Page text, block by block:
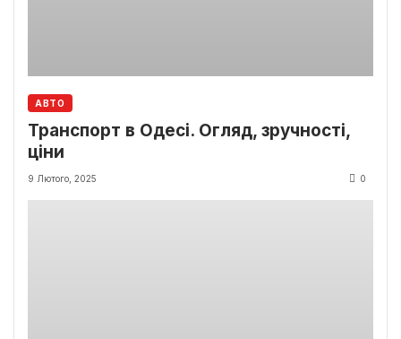
АВТО
Транспорт в Одесі. Огляд, зручності,
ціни
9 Лютого, 2025 0